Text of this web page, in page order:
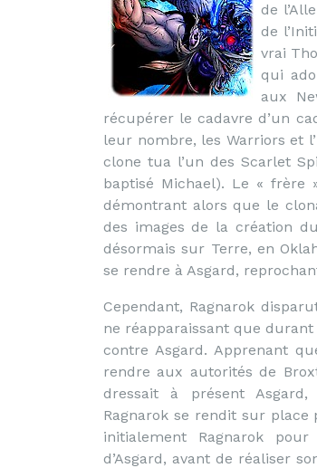
de
de
vrai
qui
aux
récupérer le cadavre d’un
leur nombre, les Warriors et
clone tua l’un des Scarlet
baptisé Michael). Le « frère
démontrant alors que le
des images de la création
désormais sur Terre, en
se rendre à Asgard,
Cependant, Ragnarok
ne réapparaissant que durant
contre Asgard. Apprenant
rendre aux autorités de
dressait à présent
Ragnarok se rendit sur place
initialement Ragnarok
d’Asgard, avant de réaliser